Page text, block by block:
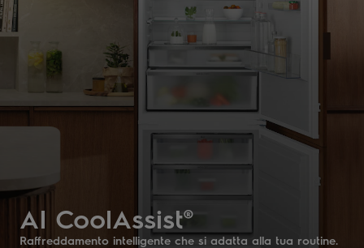
AI CoolAssist®
Raffreddamento intelligente che si adatta alla tua routine.